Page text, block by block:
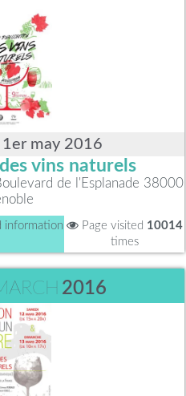
may 2016
vins naturels
de l'Esplanade 38000
information Page visited 10014
times
2016